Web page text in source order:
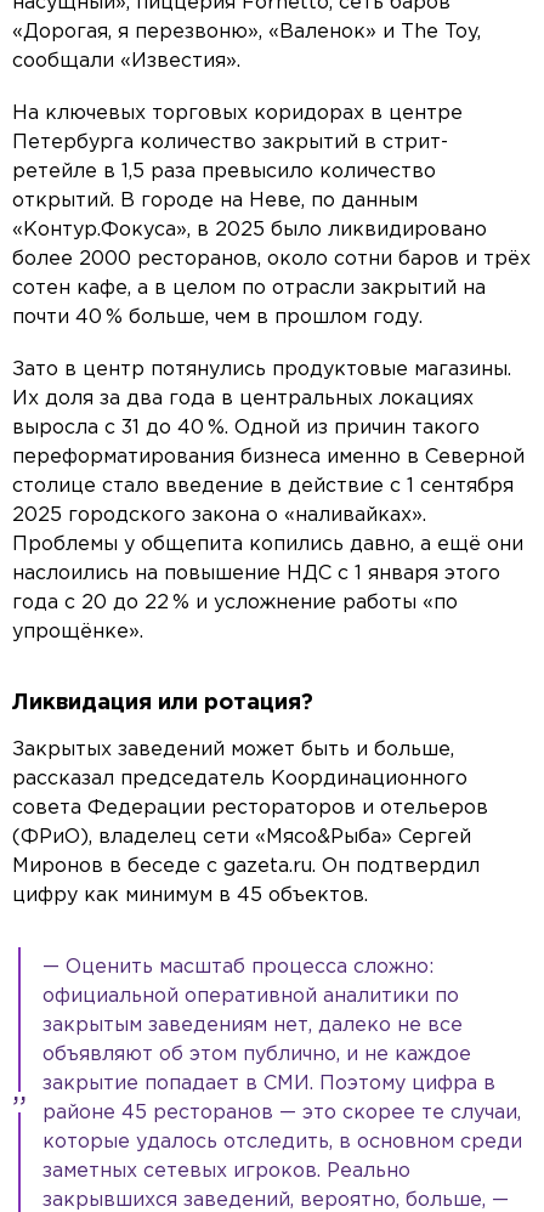
«Дорогая, я перезвоню», «Валенок» и The Toy,
сообщали «Известия».
На ключевых торговых коридорах в центре
Петербурга количество закрытий в стрит-
ретейле в 1,5 раза превысило количество
открытий. В городе на Неве, по данным
«Контур.Фокуса», в 2025 было ликвидировано
более 2000 ресторанов, около сотни баров и трёх
сотен кафе, а в целом по отрасли закрытий на
почти 40 % больше, чем в прошлом году.
Зато в центр потянулись продуктовые магазины.
Их доля за два года в центральных локациях
выросла с 31 до 40 %. Одной из причин такого
переформатирования бизнеса именно в Северной
столице стало введение в действие с 1 сентября
2025 городского закона о «наливайках».
Проблемы у общепита копились давно, а ещё они
наслоились на повышение НДС с 1 января этого
года с 20 до 22 % и усложнение работы «по
упрощёнке».
Ликвидация или ротация?
Закрытых заведений может быть и больше,
рассказал председатель Координационного
совета Федерации рестораторов и отельеров
(ФРиО), владелец сети «Мясо&Рыба» Сергей
Миронов в беседе c gazeta.ru. Он подтвердил
цифру как минимум в 45 объектов.
— Оценить масштаб процесса сложно:
официальной оперативной аналитики по
закрытым заведениям нет, далеко не все
объявляют об этом публично, и не каждое
закрытие попадает в СМИ. Поэтому цифра в
районе 45 ресторанов — это скорее те случаи,
которые удалось отследить, в основном среди
заметных сетевых игроков. Реально
закрывшихся заведений, вероятно, больше, —